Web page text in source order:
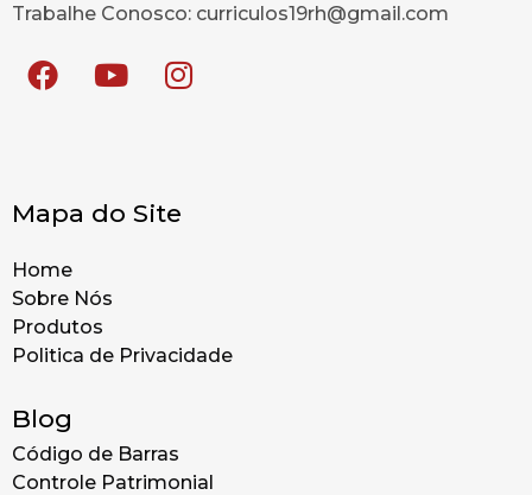
Trabalhe Conosco: curriculos19rh@gmail.com
Mapa do Site
Home
Sobre Nós
Produtos
Politica de Privacidade
Blog
Código de Barras
Controle Patrimonial